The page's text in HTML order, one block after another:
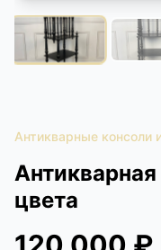
Антикварные консоли
цвета